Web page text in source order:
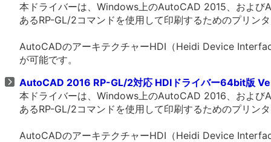
本ドライバーは、Windows上のAutoCAD 2015、およ
あるRP-GL/2コマンドを使用して印刷するためのプリン
AutoCADのアーキテクチャーHDI（Heidi Device
が可能です。
AutoCAD 2016 RP-GL/2対応 HDIドライバー64bit版
本ドライバーは、Windows上のAutoCAD 2016、およ
あるRP-GL/2コマンドを使用して印刷するためのプリン
AutoCADのアーキテクチャーHDI（Heidi Device